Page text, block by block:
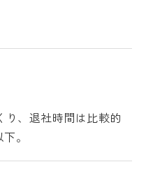
、退社時間は比較的
。